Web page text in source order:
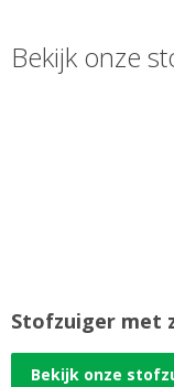
Bekijk onze
Stofzuiger met
Bekijk onze